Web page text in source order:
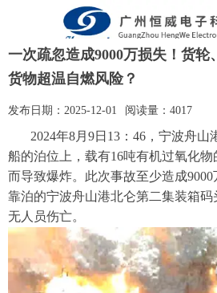
一次疏忽造成9000万损失！货轮
货物超温自燃风险？
发布日期： 2025-12-01 阅读量： 4017
2024年8月9日13 ： 46 ， 宁波舟山
船的泊位上， 载有16吨有机过氧化
而导致爆炸。此次事故至少造成9000
靠泊的宁波舟山港北仑第二集装箱码
无人员伤亡。